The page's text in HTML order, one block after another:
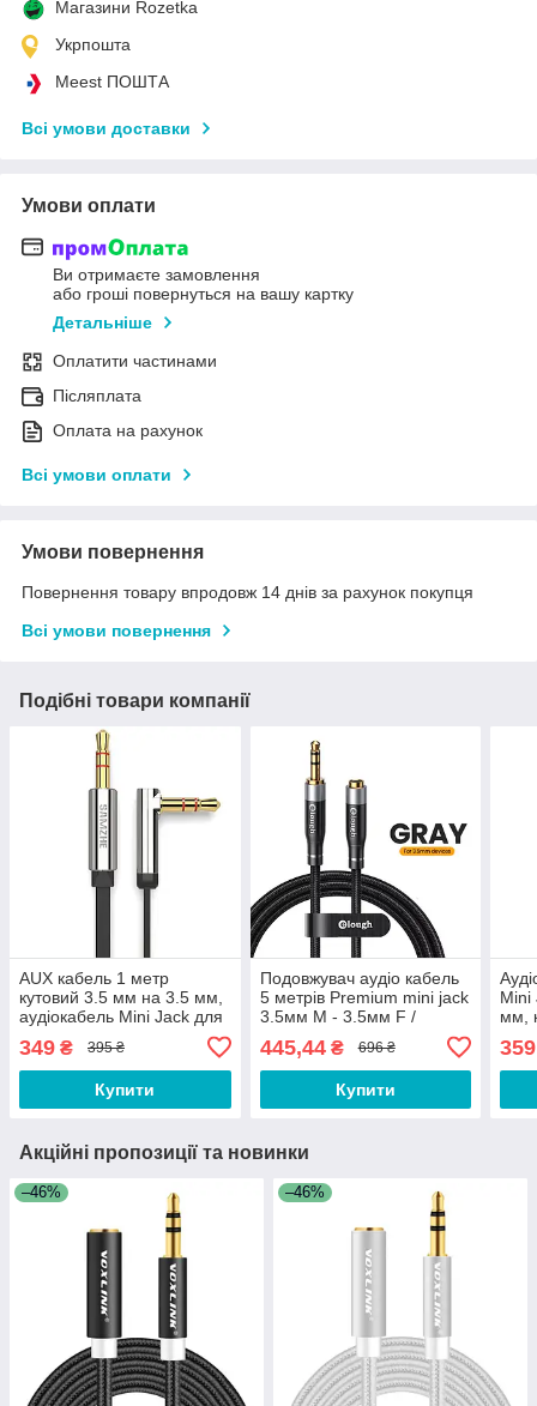
Магазини Rozetka
Укрпошта
Meest ПОШТА
Всі умови доставки
Умови оплати
Ви отримаєте замовлення
або гроші повернуться на вашу картку
Детальніше
Оплатити частинами
Післяплата
Оплата на рахунок
Всі умови оплати
Умови повернення
Повернення товару впродовж 14 днів за рахунок покупця
Всі умови повернення
Подібні товари компанії
AUX кабель 1 метр
кутовий 3.5 мм на 3.5 мм,
аудіокабель Mini Jack для
навушників, колонок і авто
SHE-1V
349 ₴ 395 ₴
Купити
Подовжувач аудіо кабель
5 метрів Premium mini jack
3.5мм M - 3.5мм F /
FWQ5G
445,44₴ 696 ₴
Купити
мм,
359
Акційні пропозиції та новинки
–46% –46%